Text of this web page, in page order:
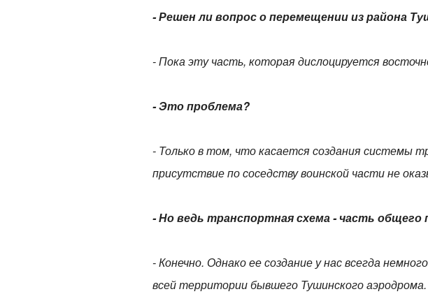
- Решен ли вопрос о перемещении из района
- Пока эту часть, которая дислоцируется
- Это проблема?
- Только в том, что касается создания системы
присутствие по соседству воинской части не
- Но ведь транспортная схема - часть общего
- Конечно. Однако ее создание у нас всегда
всей территории бывшего Тушинского